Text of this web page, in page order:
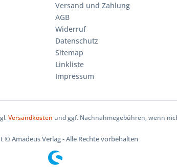
Versand und Zahlung
AGB
Widerruf
Datenschutz
Sitemap
Linkliste
Impressum
Versandkosten und ggf. Nachnahmegebühren, wenn
© Amadeus Verlag - Alle Rechte vorbehalten